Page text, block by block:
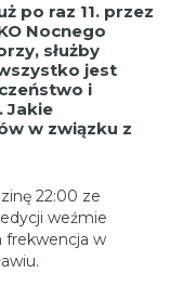
po raz 11. przez
Nocnego
służby
jest
i
Jakie
w związku z
22:00 ze
weźmie
frekwencja w